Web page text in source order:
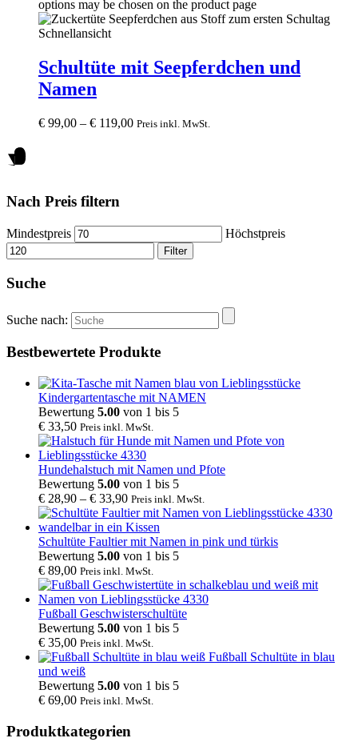
options may be chosen on the product page
Schnellansicht
Schultüte mit Seepferdchen und
Namen
€ 99,00 – € 119,00 Preis inkl. MwSt.
Nach Preis filtern
Mindestpreis Höchstpreis
Filter
Suche
Suche nach:
Bestbewertete Produkte
Kindergartentasche mit NAMEN
Bewertung 5.00 von 1 bis 5
€ 33,50 Preis inkl. MwSt.
Hundehalstuch mit Namen und Pfote
Bewertung 5.00 von 1 bis 5
€ 28,90 – € 33,90 Preis inkl. MwSt.
Schultüte Faultier mit Namen in pink und türkis
Bewertung 5.00 von 1 bis 5
€ 89,00 Preis inkl. MwSt.
Fußball Geschwisterschultüte
Bewertung 5.00 von 1 bis 5
€ 35,00 Preis inkl. MwSt.
Fußball Schultüte in blau
und weiß
Bewertung 5.00 von 1 bis 5
€ 69,00 Preis inkl. MwSt.
Produktkategorien